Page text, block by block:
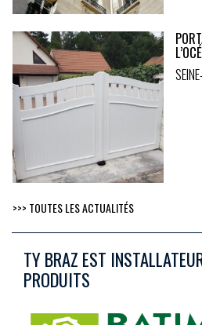
>>> TOUTES LES ACTUALITÉS
TY BRAZ EST
PRODUITS